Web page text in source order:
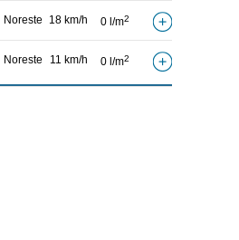
Noreste 18 km/h 0 l/m2
Noreste 11 km/h 0 l/m2